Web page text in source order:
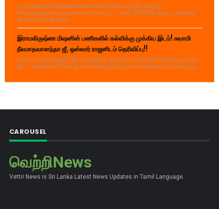
பாறுக் ஷிஹான் இங்கினியாகல பொலிஸ் நிலையத்தில் பல்வேறு
சேவைகளுக்காக வருமானமாகப் பெறப்பட்ட சுமார் 290,000 ரூபாய் பணத்தை
மோசடி செய்தார் என்ற...
இராமகிருஷ்ண மிஷனின் பணிகளில் கல்விக்கு முக்கிய இடம்! சுவாமி
நீலமாதவானந்தா ஜீ, ஒஸ்கார் ராஜனிடம் தெரிவிப்பு!!
( வி.ரி. சகாதேவராஜா) "இராமகிருஷ்ண மிஷனின் பணிகளில் கல்விக்கு முக்கிய
இடம் அளிக்கப்பட்டுள்ளது. மாணவர்களுக்கு தரமான கல்வியுடன் நல்லொழுக...
CAROUSEL
வெற்றிNews
Vettri News is Sri Lanka Latest News Updates in Tamil Language.